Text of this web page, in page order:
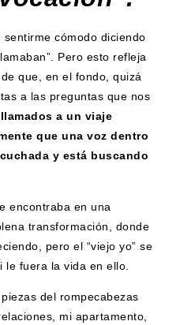
cómodo diciendo
Pero esto refleja
que, en el fondo, quizá
a las preguntas que nos
a un viaje
que una voz dentro
y está buscando
encontraba en una
transformación, donde
pero el “viejo yo” se
le fuera la vida en ello.
del rompecabezas
mi apartamento,